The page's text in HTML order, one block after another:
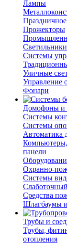
Лампы
Прожекторы
Системы
Уличные
Управление
Фонари
Домофоны и
Системы
Системы
Автоматика
панели
Охранно-
Системы
Средства
Шлагбаумы и
Трубы и
Трубы,
отопления